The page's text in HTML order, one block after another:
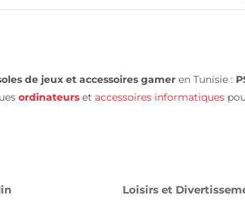
de jeux et accessoires gamer en Tunisie :
ordinateurs et accessoires informatiques
Loisirs et